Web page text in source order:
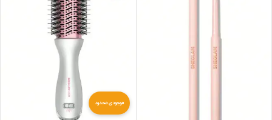
موجودی محدود